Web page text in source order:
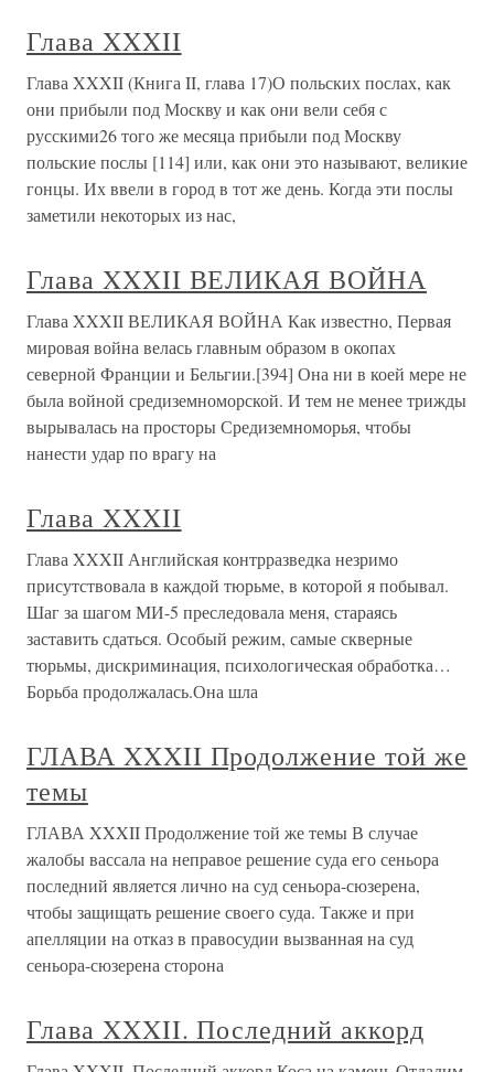
Глава XXXII
Глава XXXII (Книга II, глава 17)О польских послах, как
они прибыли под Москву и как они вели себя с
русскими26 того же месяца прибыли под Москву
польские послы [114] или, как они это называют, великие
гонцы. Их ввели в город в тот же день. Когда эти послы
заметили некоторых из нас,
Глава XXXII ВЕЛИКАЯ ВОЙНА
Глава XXXII ВЕЛИКАЯ ВОЙНА Как известно, Первая
мировая война велась главным образом в окопах
северной Франции и Бельгии.[394] Она ни в коей мере не
была войной средиземноморской. И тем не менее трижды
вырывалась на просторы Средиземноморья, чтобы
нанести удар по врагу на
Глава XXXII
Глава XXXII Английская контрразведка незримо
присутствовала в каждой тюрьме, в которой я побывал.
Шаг за шагом МИ-5 преследовала меня, стараясь
заставить сдаться. Особый режим, самые скверные
тюрьмы, дискриминация, психологическая обработка…
Борьба продолжалась.Она шла
ГЛАВА XXXII Продолжение той же
темы
ГЛАВА XXXII Продолжение той же темы В случае
жалобы вассала на неправое решение суда его сеньора
последний является лично на суд сеньора-сюзерена,
чтобы защищать решение своего суда. Также и при
апелляции на отказ в правосудии вызванная на суд
сеньора-сюзерена сторона
Глава XXXII. Последний аккорд